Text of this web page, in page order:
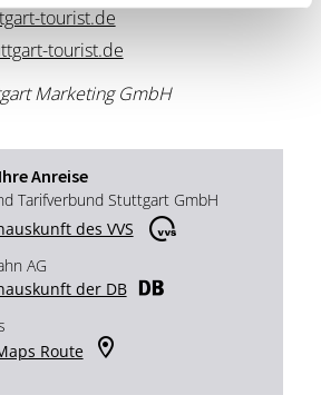
tourist.de
tourist.de
Marketing GmbH
Anreise
Tarifverbund Stuttgart GmbH
des VVS
AG
der DB
Route